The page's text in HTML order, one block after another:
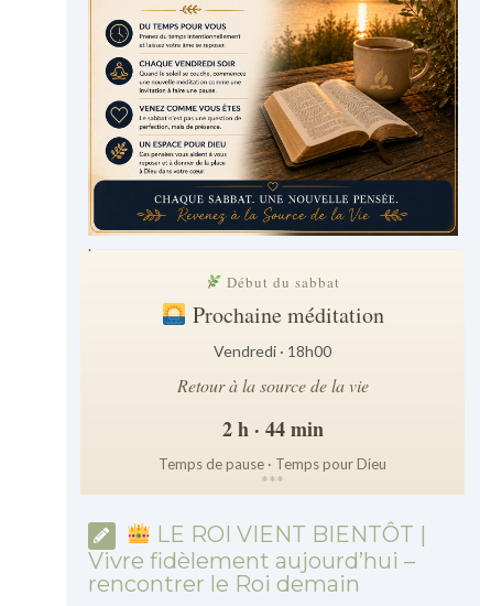
.
Début du sabbat
Prochaine méditation
Vendredi · 18h00
Retour à la source de la vie
2 h · 44 min
Temps de pause · Temps pour Dieu
***
LE ROI VIENT BIENTÔT |
Vivre fidèlement aujourd’hui –
rencontrer le Roi demain